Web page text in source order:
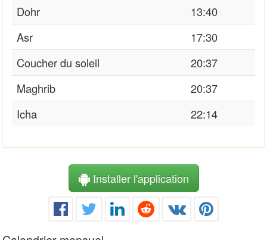
Dohr
13:40
Asr
17:30
Coucher du soleil
20:37
Maghrib
20:37
Icha
22:14
Installer l'application